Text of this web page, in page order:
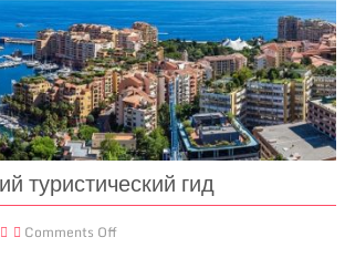
туристический гид
Comments Off